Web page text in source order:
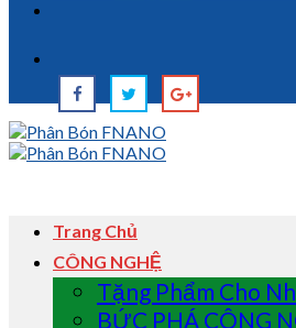
Trang Chủ
CÔNG NGHỆ
Tặng Phẩm Cho
BỨC PHÁ CÔNG